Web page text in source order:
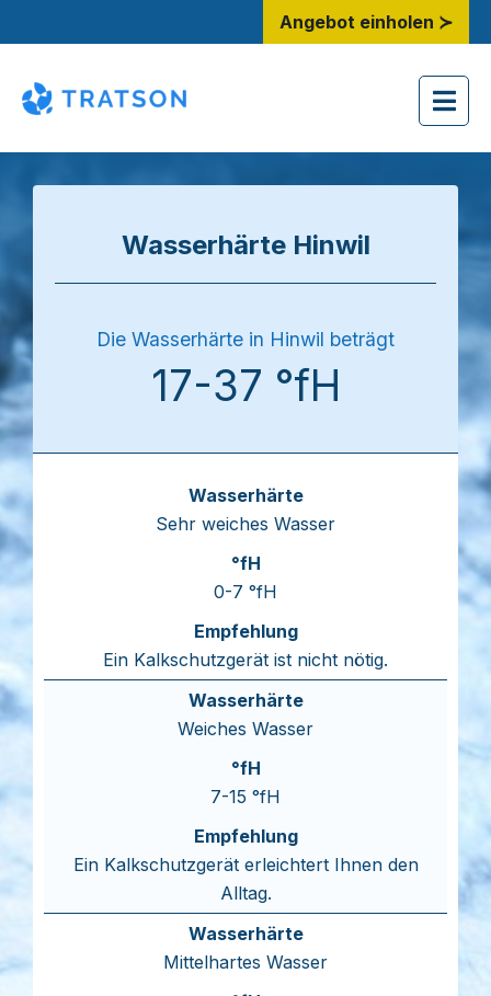
Angebot einholen ≻
Wasserhärte Hinwil
Die Wasserhärte in Hinwil beträgt
17-37 °fH
Sehr weiches Wasser
0-7 °fH
Ein Kalkschutzgerät ist nicht nötig.
Weiches Wasser
7-15 °fH
Ein Kalkschutzgerät erleichtert Ihnen den
Alltag.
Mittelhartes Wasser